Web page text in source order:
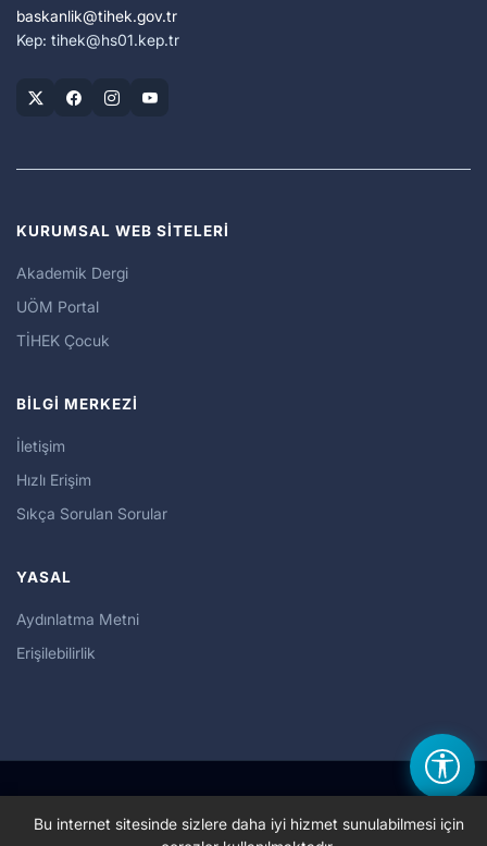
baskanlik tihek.gov.tr
Kep: tihek hs01.kep.tr
KURUMSAL WEB SİTELERİ
Akademik Dergi
UÖM Portal
TİHEK Çocuk
BİLGİ MERKEZİ
İletişim
Hızlı Erişim
Sıkça Sorulan Sorular
YASAL
Aydınlatma Metni
Erişilebilirlik
Bu internet sitesinde sizlere daha iyi hizmet sunulabilmesi için